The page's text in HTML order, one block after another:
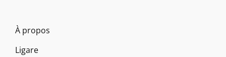
À propos
Ligare